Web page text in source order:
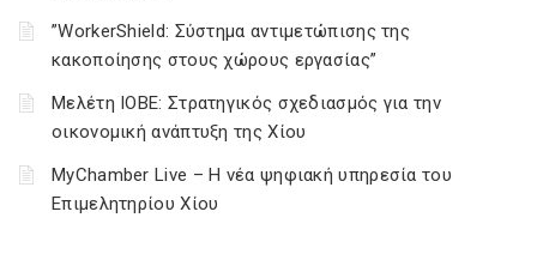
”WorkerShield: Σύστημα αντιμετώπισης της
κακοποίησης στους χώρους εργασίας”
Μελέτη ΙΟΒΕ: Στρατηγικός σχεδιασμός για την
οικονομική ανάπτυξη της Χίου
MyChamber Live – Η νέα ψηφιακή υπηρεσία του
Επιμελητηρίου Χίου